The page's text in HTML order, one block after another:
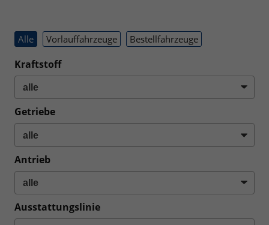
Alle Vorlauffahrzeuge Bestellfahrzeuge
Kraftstoff
Getriebe
Antrieb
Ausstattungslinie